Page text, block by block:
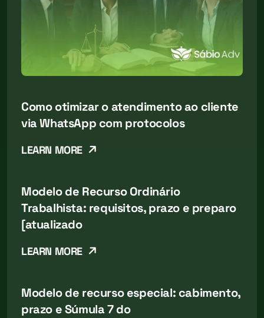
Como otimizar o atendimento ao cliente
via WhatsApp com protocolos
LEARN MORE
Modelo de Recurso Ordinário
Trabalhista: requisitos, prazo e preparo
[atualizado
LEARN MORE
Modelo de recurso especial: cabimento,
prazo e Súmula 7 do